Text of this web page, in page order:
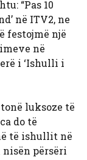
“Pas 10
në ITV2, ne
festojmë një
në
i ‘Ishulli i
luksoze të
do të
të ishullit në
nisën përsëri